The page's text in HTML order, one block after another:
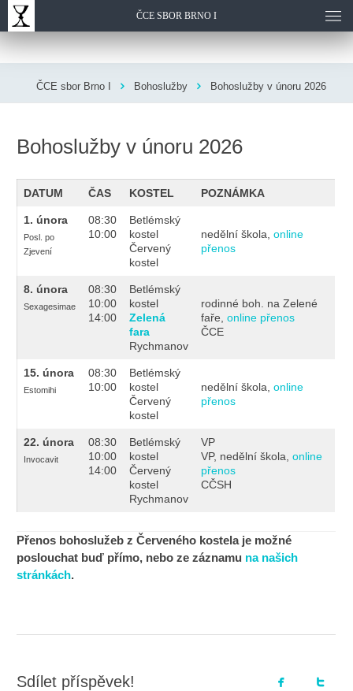
ČCE SBOR BRNO I
ČCE sbor Brno I Bohoslužby Bohoslužby v únoru 2026
Bohoslužby v únoru 2026
DATUM ČAS KOSTEL POZNÁMKA
1.února
Posl. po
Zjevení
08:30
10:00
Betlémský
kostel
Červený
kostel
nedělní škola,online
přenos
8. února
Sexagesimae
08:30
10:00
14:00
Betlémský
kostel
Zelená
fara
Rychmanov
rodinné boh. na Zelené
faře,online přenos
ČCE
15.února
Estomihi
08:30
10:00
Betlémský
kostel
Červený
kostel
nedělní škola,online
přenos
22. února
Invocavit
08:30
10:00
14:00
Betlémský
kostel
Červený
kostel
Rychmanov
VP
VP, nedělní škola,online
přenos
CČSH
Přenos bohoslužeb z Červeného kostela je možné
poslouchat buď přímo, nebo ze záznamu na našich
stránkách.
Sdílet příspěvek!